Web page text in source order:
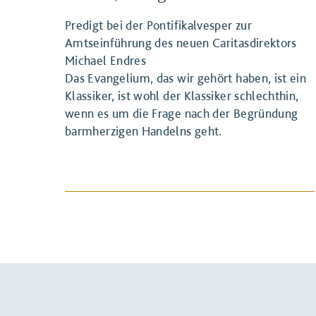
BEITRAG ANSEHEN
Predigt bei der Pontifikalvesper zur
Amtseinführung des neuen Caritasdirektors
Michael Endres
Das Evangelium, das wir gehört haben, ist ein
Klassiker, ist wohl der Klassiker schlechthin,
wenn es um die Frage nach der Begründung
barmherzigen Handelns geht.